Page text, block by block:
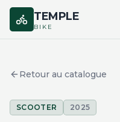
TEMPLE
BIKE
MARQUES
Retour au catalogue
SCOOTER 2025